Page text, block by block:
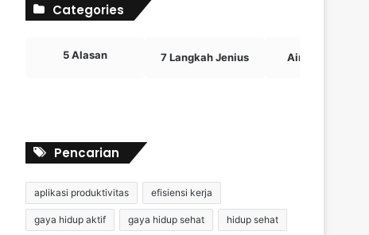
Categories
5 Alasan 7 Langkah Jenius Airdrop Crypto
Pencarian
aplikasi produktivitas efisiensi kerja
gaya hidup aktif gaya hidup sehat hidup sehat